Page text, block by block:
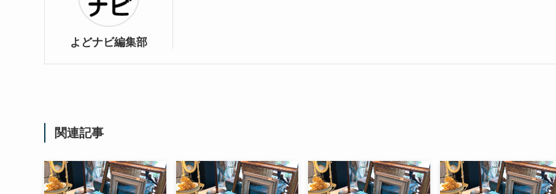
よどナビ編集部
関連記事